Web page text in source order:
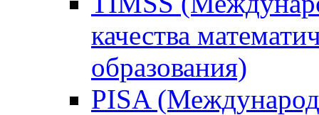
качества
образования)
PISA